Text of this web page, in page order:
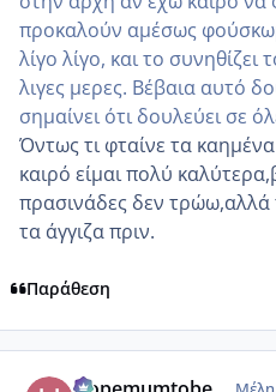
προκαλούν αμέσως
λίγο λίγο, και το
λιγες μερες. Βέβαια αυτό
σημαίνει ότι δουλεύει σε
Όντως τι φταίνε τα
καιρό είμαι πολύ
πρασινάδες δεν
τα άγγιζα πριν.
Παράθεση